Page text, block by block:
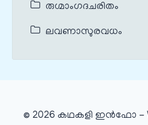
രുഗ്മാംഗദചരിതം
ലവണാസുരവധം
© 2026 കഥകളി ഇൻഫോ -